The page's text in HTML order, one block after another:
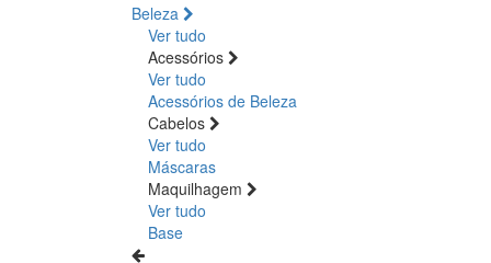
Beleza
Ver tudo
Acessórios
Ver tudo
Acessórios de Beleza
Cabelos
Ver tudo
Máscaras
Maquilhagem
Ver tudo
Base